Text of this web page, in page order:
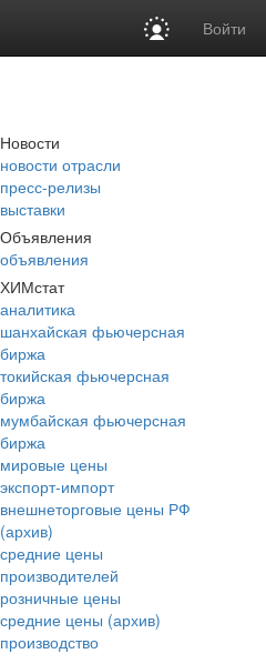
Войти
Новости
новости отрасли
пресс-релизы
выставки
Объявления
объявления
ХИМстат
аналитика
шанхайская фьючерсная
биржа
токийская фьючерсная
биржа
мумбайская фьючерсная
биржа
мировые цены
экспорт-импорт
внешнеторговые цены РФ
(архив)
средние цены
производителей
розничные цены
средние цены (архив)
производство